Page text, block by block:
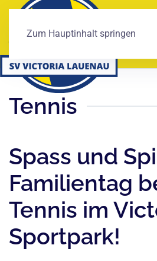
Zum Hauptinhalt springen
Tennis
Spass und
Familientag
Tennis im
Sportpark!